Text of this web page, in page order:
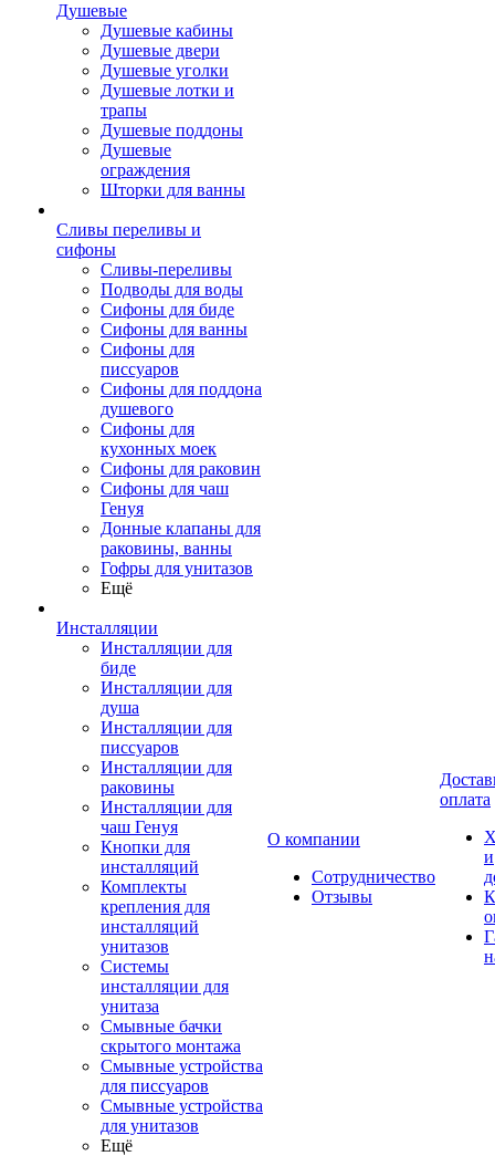
Душевые
Душевые кабины
Душевые двери
Душевые уголки
Душевые лотки и
трапы
Душевые поддоны
Душевые
ограждения
Шторки для ванны
Сливы переливы и
сифоны
Сливы-переливы
Подводы для воды
Сифоны для биде
Сифоны для ванны
Сифоны для
писсуаров
Сифоны для поддона
душевого
Сифоны для
кухонных моек
Сифоны для раковин
Сифоны для чаш
Генуя
Донные клапаны для
раковины, ванны
Гофры для унитазов
Ещё
Инсталляции
Инсталляции для
биде
Инсталляции для
душа
Инсталляции для
писсуаров
Инсталляции для
раковины
Инсталляции для
чаш Генуя
Кнопки для
инсталляций
Комплекты
крепления для
инсталляций
унитазов
Системы
инсталляции для
унитаза
Смывные бачки
скрытого монтажа
Смывные устройства
для писсуаров
Смывные устройства
для унитазов
Ещё
О компании
Сотрудничество
Отзывы
оплата
и